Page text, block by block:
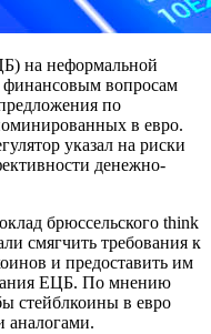
на неформальной
финансовым вопросам
по
в евро.
указал на риски
денежно-
брюссельского think
смягчить требования к
и предоставить им
ЕЦБ. По мнению
стейблкоины в евро
аналогами.